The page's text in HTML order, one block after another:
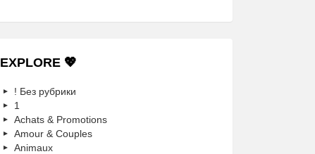
EXPLORE 💖
! Без рубрики
1
Achats & Promotions
Amour & Couples
Animaux